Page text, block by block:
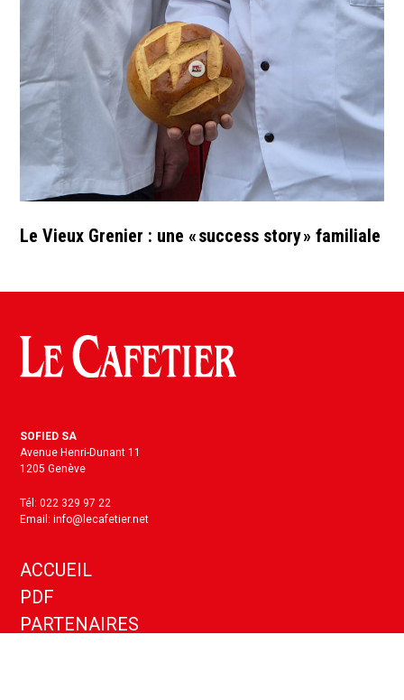
Le Vieux Grenier : une « success story » familiale
SOFIED SA
Avenue Henri-Dunant 11
1205 Genève
Tél: 022 329 97 22
Email: info@lecafetier.net
ACCUEIL
PDF
PARTENAIRES